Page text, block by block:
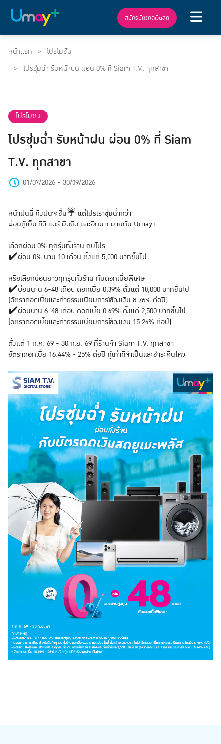
สมัครบัตรกดเงินสด
หน้าแรก
โปรโมชัน
โปรชุ่มฉ่ำ รับหน้าฝน ผ่อน 0% ที่ Siam T.V. ทุกสาขา
โปรโมชัน
โปรชุ่มฉ่ำ รับหน้าฝน ผ่อน 0% ที่ Siam
T.V. ทุกสาขา
01/07/2026 - 30/09/2026
หน้าฝนนี้ ถึงฝนจะชื้น☔ แต่โปรเราชุ่มฉ่ำกว่า
ผ่อนตู้เย็น ทีวี แอร์ มือถือ และอีกมากมายกับ Umay+
เลือกผ่อน 0% ทุกรุ่นทั้งร้าน กับโปร
✔️ผ่อน 0% นาน 10 เดือน ตั้งแต่ 5,000 บาทขึ้นไป
หรือเลือกผ่อนยาวทุกรุ่นทั้งร้าน กับดอกเบี้ยพิเศษ
✔️ผ่อนนาน 6-48 เดือน ดอกเบี้ย 0.39% ตั้งแต่ 10,000 บาทขึ้นไป
(อัตราดอกเบี้ยและค่าธรรมเนียมการใช้วงเงิน 8.76% ต่อปี)
✔️ผ่อนนาน 6-48 เดือน ดอกเบี้ย 0.69% ตั้งแต่ 2,500 บาทขึ้นไป
(อัตราดอกเบี้ยและค่าธรรมเนียมการใช้วงเงิน 15.24% ต่อปี)
ตั้งแต่ 1 ก.ค. 69 - 30 ก.ย. 69 ที่ร้านค้า Siam T.V. ทุกสาขา
อัตราดอกเบี้ย 16.44% - 25% ต่อปี กู้เท่าที่จำเป็นและชำระคืนไหว